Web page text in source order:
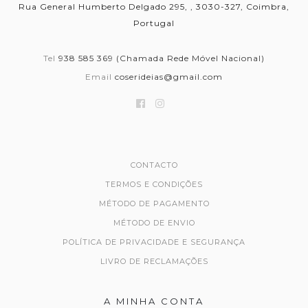
Rua General Humberto Delgado 295, , 3030-327, Coimbra,
Portugal
Tel 938 585 369 (Chamada Rede Móvel Nacional)
Email coserideias@gmail.com
CONTACTO
TERMOS E CONDIÇÕES
MÉTODO DE PAGAMENTO
MÉTODO DE ENVIO
POLÍTICA DE PRIVACIDADE E SEGURANÇA
LIVRO DE RECLAMAÇÕES
A MINHA CONTA